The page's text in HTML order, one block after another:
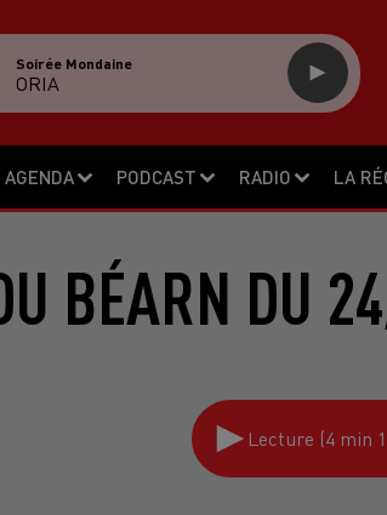
AGENDA PODCAST RADIO LA
Soirée Mondaine
ORIA
BÉARN DU
Lecture (4 min